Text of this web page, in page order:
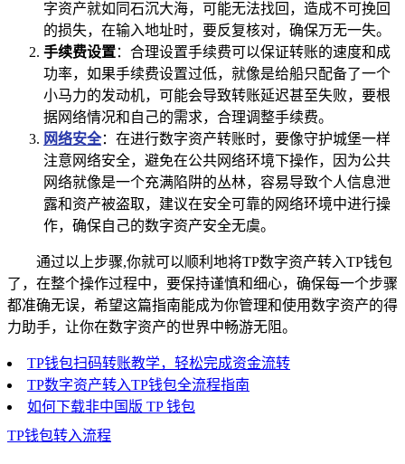
字资产就如同石沉大海，可能无法找回，造成不可挽回
的损失，在输入地址时，要反复核对，确保万无一失。
手续费设置：合理设置手续费可以保证转账的速度和成
功率，如果手续费设置过低，就像是给船只配备了一个
小马力的发动机，可能会导致转账延迟甚至失败，要根
据网络情况和自己的需求，合理调整手续费。
网络安全：在进行数字资产转账时，要像守护城堡一样
注意网络安全，避免在公共网络环境下操作，因为公共
网络就像是一个充满陷阱的丛林，容易导致个人信息泄
露和资产被盗取，建议在安全可靠的网络环境中进行操
作，确保自己的数字资产安全无虞。
通过以上步骤,你就可以顺利地将TP数字资产转入TP钱包
了，在整个操作过程中，要保持谨慎和细心，确保每一个步骤
都准确无误，希望这篇指南能成为你管理和使用数字资产的得
力助手，让你在数字资产的世界中畅游无阻。
TP钱包扫码转账教学，轻松完成资金流转
TP数字资产转入TP钱包全流程指南
如何下载非中国版 TP 钱包
TP钱包转入流程